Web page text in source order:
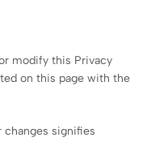
modify this Privacy
on this page with the
signifies